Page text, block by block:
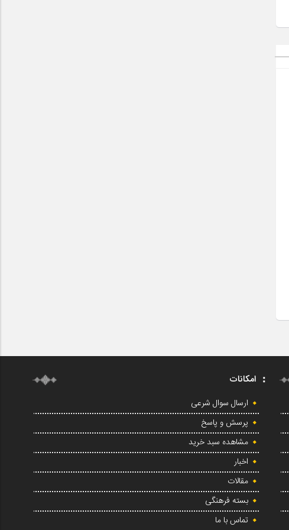
امکانات
ارسال سوال شرعی
پرسش و پاسخ
مشاهده سبد خرید
اخبار
مقالات
بسته فرهنگی
تماس با ما